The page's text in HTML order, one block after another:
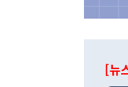
[뉴